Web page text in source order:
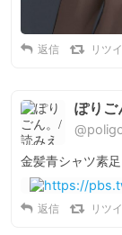
返信 リツ
ぽりご
金髪青シャツ素
返信 リツ